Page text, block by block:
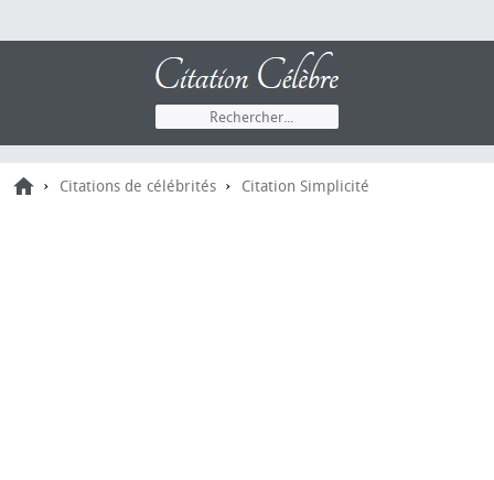
› Citations de célébrités › Citation Simplicité